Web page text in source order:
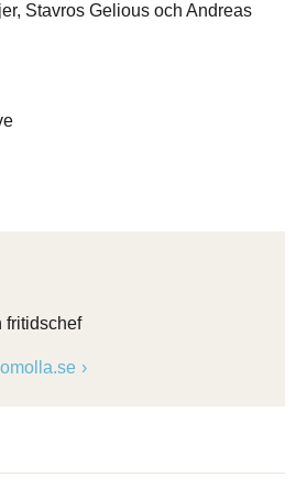
Stavros Gelious och Andreas
fritidschef